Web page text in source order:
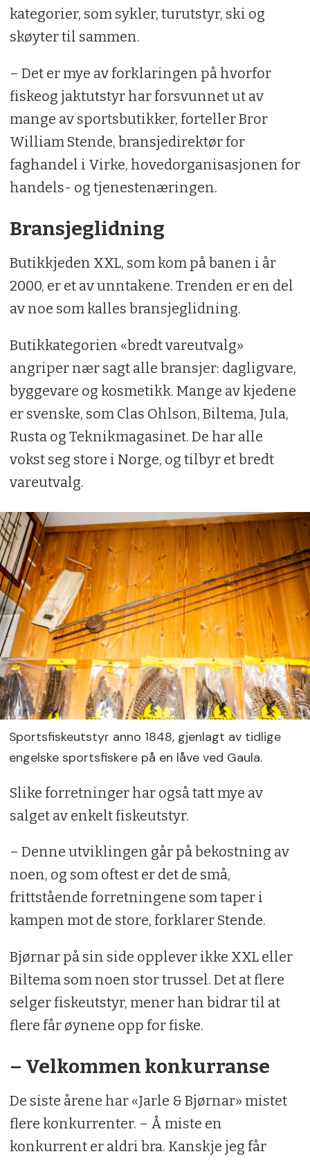
kategorier, som sykler, turutstyr, ski og
skøyter til sammen.
– Det er mye av forklaringen på hvorfor
fiskeog jaktutstyr har forsvunnet ut av
mange av sportsbutikker, forteller Bror
William Stende, bransjedirektør for
faghandel i Virke, hovedorganisasjonen for
handels- og tjenestenæringen.
Bransjeglidning
Butikkjeden XXL, som kom på banen i år
2000, er et av unntakene. Trenden er en del
av noe som kalles bransjeglidning.
Butikkategorien «bredt vareutvalg»
angriper nær sagt alle bransjer: dagligvare,
byggevare og kosmetikk. Mange av kjedene
er svenske, som Clas Ohlson, Biltema, Jula,
Rusta og Teknikmagasinet. De har alle
vokst seg store i Norge, og tilbyr et bredt
vareutvalg.
Sportsfiskeutstyr anno 1848, gjenlagt av tidlige
engelske sportsfiskere på en låve ved Gaula.
Slike forretninger har også tatt mye av
salget av enkelt fiskeutstyr.
– Denne utviklingen går på bekostning av
noen, og som oftest er det de små,
frittstående forretningene som taper i
kampen mot de store, forklarer Stende.
Bjørnar på sin side opplever ikke XXL eller
Biltema som noen stor trussel. Det at flere
selger fiskeutstyr, mener han bidrar til at
flere får øynene opp for fiske.
– Velkommen konkurranse
De siste årene har «Jarle & Bjørnar» mistet
flere konkurrenter. – Å miste en
konkurrent er aldri bra. Kanskje jeg får